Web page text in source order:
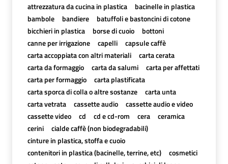
attrezzatura da cucina in plastica
bacinelle in plastica
bambole
bandiere
batuffoli e bastoncini di cotone
bicchieri in plastica
borse di cuoio
bottoni
canne per irrigazione
capelli
capsule caffè
carta accoppiata con altri materiali
carta cerata
carta da formaggio
carta da salumi
carta per affettati
carta per formaggio
carta plastificata
carta sporca di colla o altre sostanze
carta unta
carta vetrata
cassette audio
cassette audio e video
cassette video
cd cd e cd-rom cera
ceramica
cerini
cialde caffè (non biodegradabili)
cinture in plastica, stoffa e cuoio
contenitori in plastica (bacinelle, terrine, etc)
cosmetici